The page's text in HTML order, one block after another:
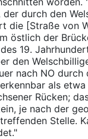
durch den
die [Straße von
östlich der
19.
den
nach NO durch
als
Rücken;
je nach der
Stelle.